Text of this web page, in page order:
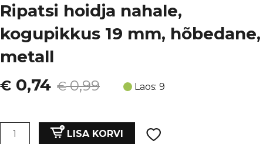
Ripatsi hoidja nahale,
kogupikkus 19 mm, hõbedane,
metall
€0,99
Algne
oli:
€ 0,74
Current
is:
Laos: 9
Ripatsi
LISA KORVI